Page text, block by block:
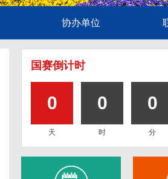
协办单位
国赛倒计时
0
天
0
时
0
分